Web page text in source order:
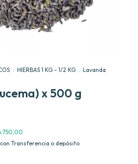
. HIERBAS 1 KG - 1/2 KG . Lavanda
x 500 g
Transferencia o depósito